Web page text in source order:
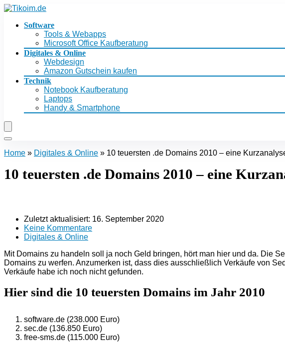
Software
Tools & Webapps
Microsoft Office Kaufberatung
Digitales & Online
Webdesign
Amazon Gutschein kaufen
Technik
Notebook Kaufberatung
Laptops
Handy & Smartphone
Home » Digitales & Online » 10 teuersten .de Domains 2010 – eine
10 teuersten .de Domains 2010 – eine
Zuletzt aktualisiert: 16. September 2020
Keine Kommentare
Digitales & Online
Mit Domains zu handeln soll ja noch Geld bringen, hört man hier und da. Die
Domains zu werfen. Anzumerken ist, dass dies ausschließlich Verkäufe von
Verkäufe habe ich noch nicht gefunden.
Hier sind die 10 teuersten Domains im Jahr 2010
software.de (238.000 Euro)
sec.de (136.850 Euro)
free-sms.de (115.000 Euro)